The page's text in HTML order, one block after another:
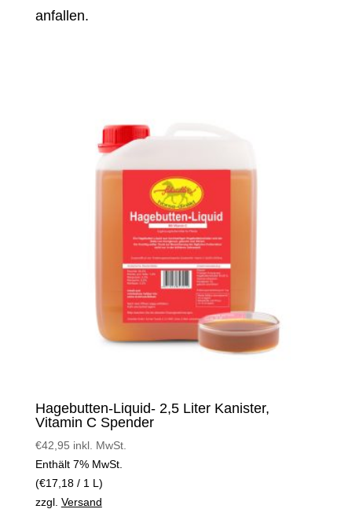
anfallen.
Hagebutten-Liquid- 2,5 Liter Kanister,
Vitamin C Spender
€42,95 inkl. MwSt.
Enthält 7% MwSt.
(€17,18/ 1 L)
zzgl. Versand